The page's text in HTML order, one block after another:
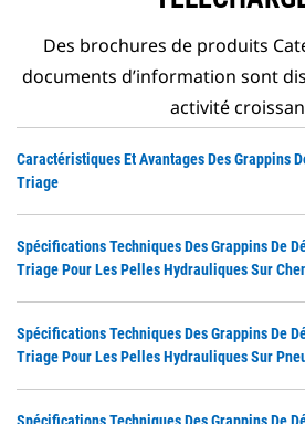
Des brochures de produits
documents d’information sont
activité
Caractéristiques Et Avantages Des Grappins
Triage
Spécifications Techniques Des Grappins De
Triage Pour Les Pelles Hydrauliques Sur
Spécifications Techniques Des Grappins De
Triage Pour Les Pelles Hydrauliques Sur